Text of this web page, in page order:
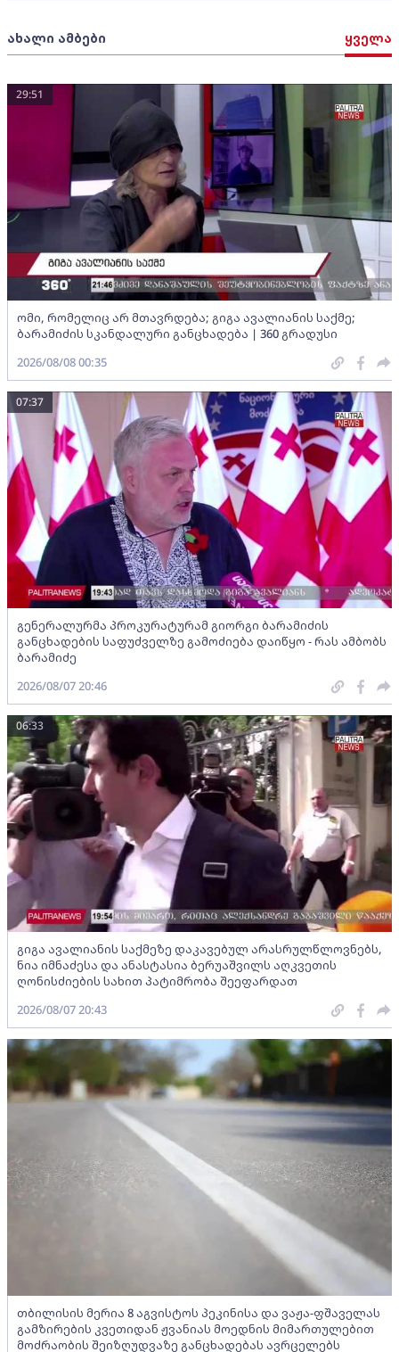
ახალი ამბები ყველა
ომი, რომელიც არ მთავრდება; გიგა ავალიანის საქმე;
ბარამიძის სკანდალური განცხადება | 360 გრადუსი
29:51
2026/08/08 00:35
გენერალურმა პროკურატურამ გიორგი ბარამიძის
განცხადების საფუძველზე გამოძიება დაიწყო - რას ამბობს
ბარამიძე
07:37
2026/08/07 20:46
გიგა ავალიანის საქმეზე დაკავებულ არასრულწლოვნებს,
ნია იმნაძესა და ანასტასია ბერუაშვილს აღკვეთის
ღონისძიების სახით პატიმრობა შეეფარდათ
06:33
2026/08/07 20:43
თბილისის მერია 8 აგვისტოს პეკინისა და ვაჟა-ფშაველას
გამზირების კვეთიდან ჟვანიას მოედნის მიმართულებით
მოძრაობის შეიზღუდვაზე განცხადებას ავრცელებს